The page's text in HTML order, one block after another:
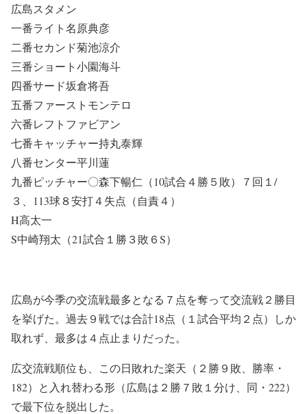
広島スタメン
一番ライト名原典彦
二番セカンド菊池涼介
三番ショート小園海斗
四番サード坂倉将吾
五番ファーストモンテロ
六番レフトファビアン
七番キャッチャー持丸泰輝
八番センター平川蓮
九番ピッチャー〇森下暢仁（10試合４勝５敗）７回１/
３、113球８安打４失点（自責４）
H高太一
S中崎翔太（21試合１勝３敗６S）
広島が今季の交流戦最多となる７点を奪って交流戦２勝目
を挙げた。過去９戦では合計18点（１試合平均２点）しか
取れず、最多は４点止まりだった。
広交流戦順位も、この日敗れた楽天（２勝９敗、勝率・
182）と入れ替わる形（広島は２勝７敗１分け、同・222）
で最下位を脱出した。